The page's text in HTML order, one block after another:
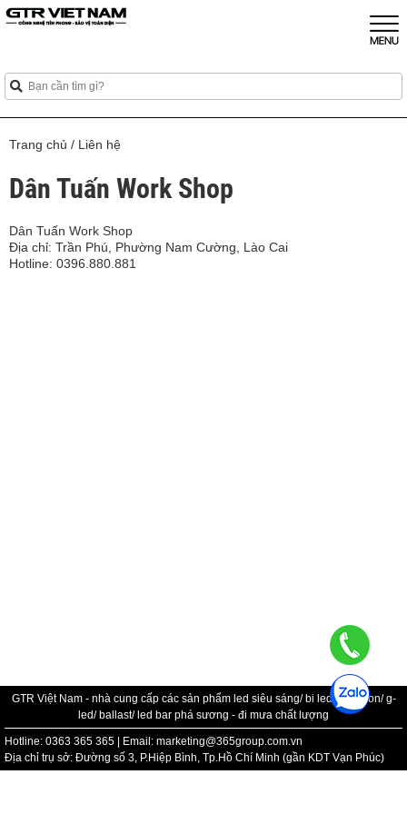
Trang chủ / Liên hệ
Dân Tuấn Work Shop
Dân Tuấn Work Shop
Địa chỉ: Trần Phú, Phường Nam Cường, Lào Cai
Hotline: 0396.880.881
GTR Việt Nam - nhà cung cấp các sản phẩm led siêu sáng/ bi led/ bi xenon/ g-
led/ ballast/ led bar phá sương - đi mưa chất lượng
Hotline: 0363 365 365 | Email: marketing@365group.com.vn
Địa chỉ trụ sở: Đường số 3, P.Hiệp Bình, Tp.Hồ Chí Minh (gần KDT Vạn Phúc)